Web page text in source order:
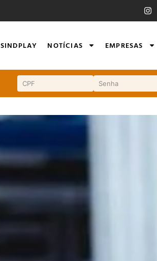
SINDPLAY NOTÍCIAS EMPRESAS